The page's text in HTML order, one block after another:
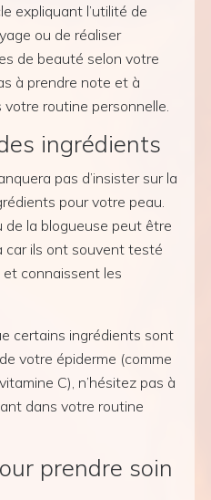
expliquant l’utilité de
ou de réaliser
de beauté selon votre
à prendre note et à
routine personnelle.
ingrédients
pas d’insister sur la
pour votre peau.
de la blogueuse peut être
car ils ont souvent testé
connaissent les
certains ingrédients sont
votre épiderme (comme
C), n’hésitez pas à
dans votre routine
prendre soin